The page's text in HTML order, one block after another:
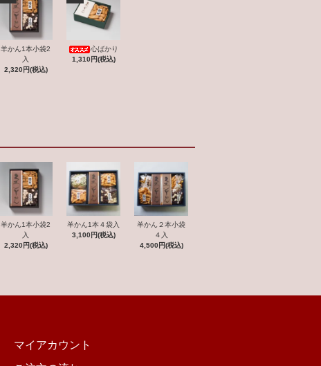
羊かん1本小袋2
入
2,320円(税込)
心ばかり
1,310円(税込)
羊かん1本小袋2
入
2,320円(税込)
羊かん1本４袋入
3,100円(税込)
羊かん２本小袋
４入
4,500円(税込)
マイアカウント